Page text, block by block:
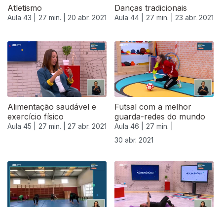
Atletismo
Aula 43 | 27 min. | 20 abr. 2021
Danças tradicionais
Aula 44 | 27 min. | 23 abr. 2021
Alimentação saudável e
exercício físico
Aula 45 | 27 min. | 27 abr. 2021
Futsal com a melhor
guarda-redes do mundo
Aula 46 |
27 min. |
30 abr. 2021
542350